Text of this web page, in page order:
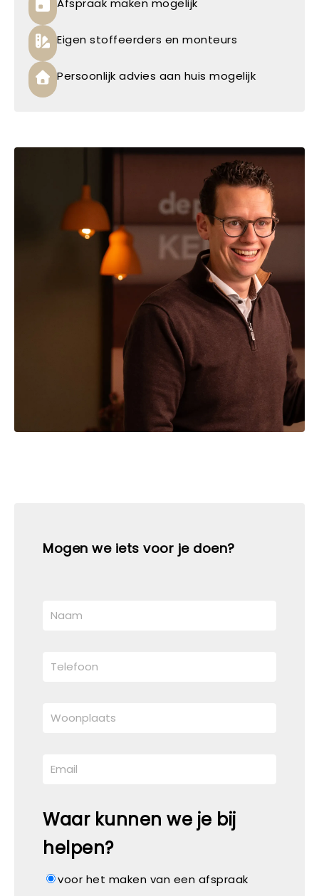
Afspraak maken mogelijk
Eigen stoffeerders en monteurs
Persoonlijk advies aan huis mogelijk
Mogen we iets voor je doen?
Waar kunnen we je bij
helpen?
voor het maken van een afspraak